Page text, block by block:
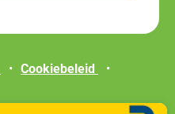
Cookiebeleid